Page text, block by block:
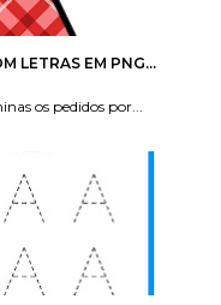
LETRAS EM PNG...
os pedidos por...